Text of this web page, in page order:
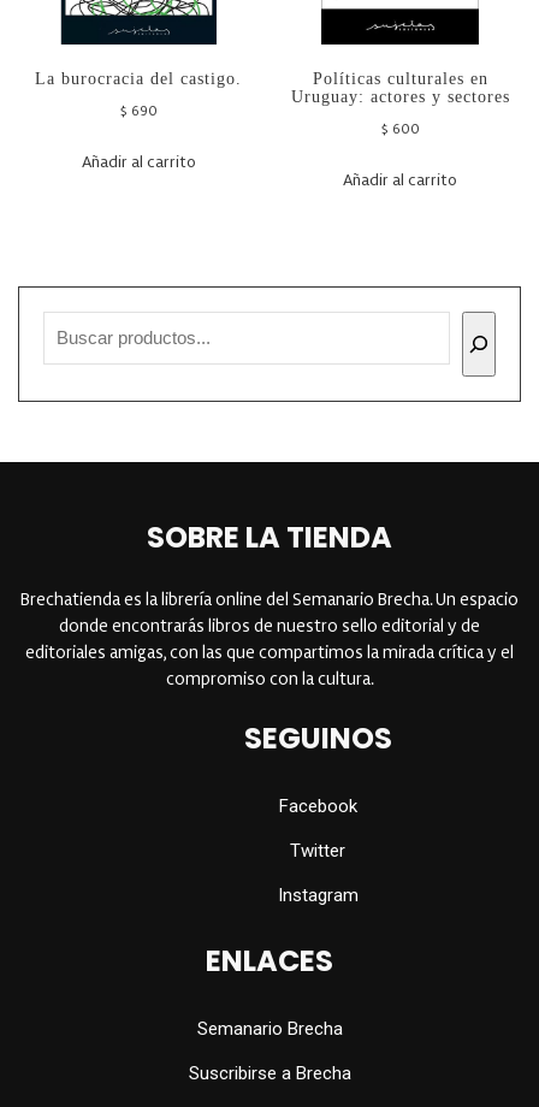
La burocracia del castigo.
$ 690
Añadir al carrito
Políticas culturales en
Uruguay: actores y sectores
$ 600
Añadir al carrito
SOBRE LA TIENDA
Brechatienda es la librería online del Semanario Brecha. Un espacio
donde encontrarás libros de nuestro sello editorial y de
editoriales amigas, con las que compartimos la mirada crítica y el
compromiso con la cultura.
SEGUINOS
Facebook
Twitter
Instagram
ENLACES
Semanario Brecha
Suscribirse a Brecha